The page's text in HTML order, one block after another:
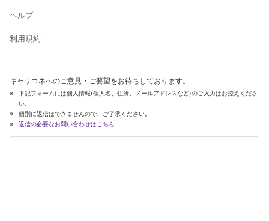
ヘルプ
利用規約
キャリコネへのご意見・ご要望をお待ちしております。
下記フォームには個人情報(個人名、住所、メールアドレスなど)のご入力はお控えくださ
い。
個別に返信はできませんので、ご了承ください。
返信の必要なお問い合わせはこちら